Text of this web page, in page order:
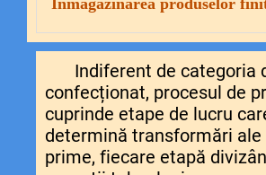
• călcarea finală
• controlul tehnic de calitate
Înmagazinarea produselor
• etichetare, ambalare,
• înmagazinarea produselor
Indiferent de categoria
confecționat, procesul de
cuprinde etape de lucru
determină transformări
prime, fiecare etapă